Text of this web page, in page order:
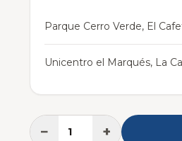
Parque Cerro Verde, El
Unicentro el Marqués, La
− +